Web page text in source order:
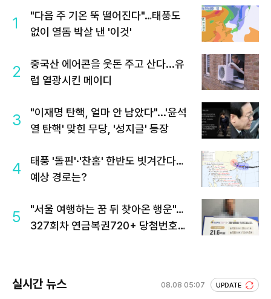
1
"다음 주 기온 뚝 떨어진다"…태풍도
없이 열돔 박살 낸 '이것'
2
중국산 에어콘을 웃돈 주고 산다...유
럽 열광시킨 메이디
3
"이재명 탄핵, 얼마 안 남았다"...'윤석
열 탄핵' 맞힌 무당, '성지글' 등장
4
태풍 '돌핀'·'찬홈' 한반도 빗겨간다…
예상 경로는?
5
"서울 여행하는 꿈 뒤 찾아온 행운"…
327회차 연금복권720+ 당첨번호조
실시간 뉴스 08.08 05:07 UPDATE